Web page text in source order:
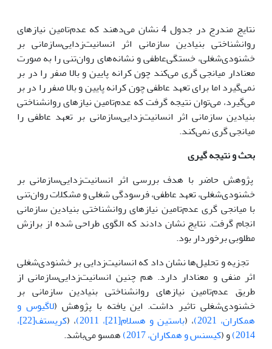
نتایج مندرج در جدول 4 نشان می‌دهند که عدم‌تامین نیاز‌های
روانشناختی بنیادین سازمانی اثر انسانیت‌زدایی‌سازمانی بر
خشنودی‌شغلی، خستگی‌عاطفی و نشانه‌های روان‌تنی را به صورت
معنادار میانجی گری ‌می‌کند چون کرانه پایین و بالا صفر را در بر
نمی‌گیرد اما برای تعهد عاطفی چون کرانه پایین و بالا صفر را در بر
‌می‌گیرد، ‌می‌توان نتیجه گرفت که عدم‌تامین نیاز‌های روانشناختی
بنیادین سازمانی اثر انسانیت‌زدایی‌سازمانی بر تعهد عاطفی را
میانجی گری نمی‌کند.
بحث و نتیجه گیری
پژوهش حاضر با هدف بررسی اثر انسانیت‌زدایی‌سازمانی بر
خشنودی‌شغلی، تعهد عاطفی، فرسودگی شغلی و مشکلات روان‌تنی
با میانجی گری عدم‌تامین نیاز‌های روانشناختی بنیادین سازمانی
انجام گرفت. نتایج نشان دادند که الگوی طراحی شده از برازش
مطلوبی برخوردار بود.
تجزیه و تحلیل‌ها نشان داد که انسانیت‌زدایی بر خشنودی‌شغلی
اثر منفی و معنادار دارد‌. هم چنین انسانیت‌زدایی‌سازمانی از
طریق عدم‌تامین نیاز‌های روانشناختی بنیادین سازمانی بر
خشنودی‌شغلی تاثیر داشت. این یافته با پژوهش (لاگیوس و
همکاران، 2021)
، (باستین و هسلام[21]، 2011) ، (
کریستف[22]،
2014) و (کیسنس و همکاران، 2017)
همسو ‌می‌باشد.